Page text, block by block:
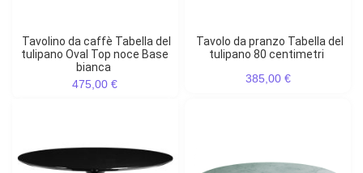
Tavolino da caffè Tabella del
tulipano Oval Top noce Base
bianca
475,00 €
Tavolo da pranzo Tabella del
tulipano 80 centimetri
385,00 €